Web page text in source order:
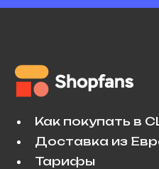
Как покупать в
Доставка из
Тарифы